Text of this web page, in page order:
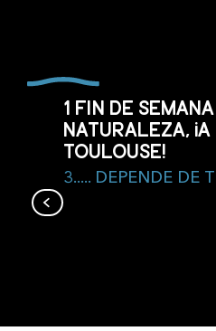
1 fin de
naturaleza, ¡a
Toulouse!
3..... DEPENDE DE TI
Carla-Bayle, ciudad de